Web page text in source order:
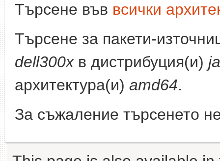
Търсене във всички
Търсене за пакети-
dell300xв дистрибуция(и)
архитектура(и) amd64.
За съжаление търсенето